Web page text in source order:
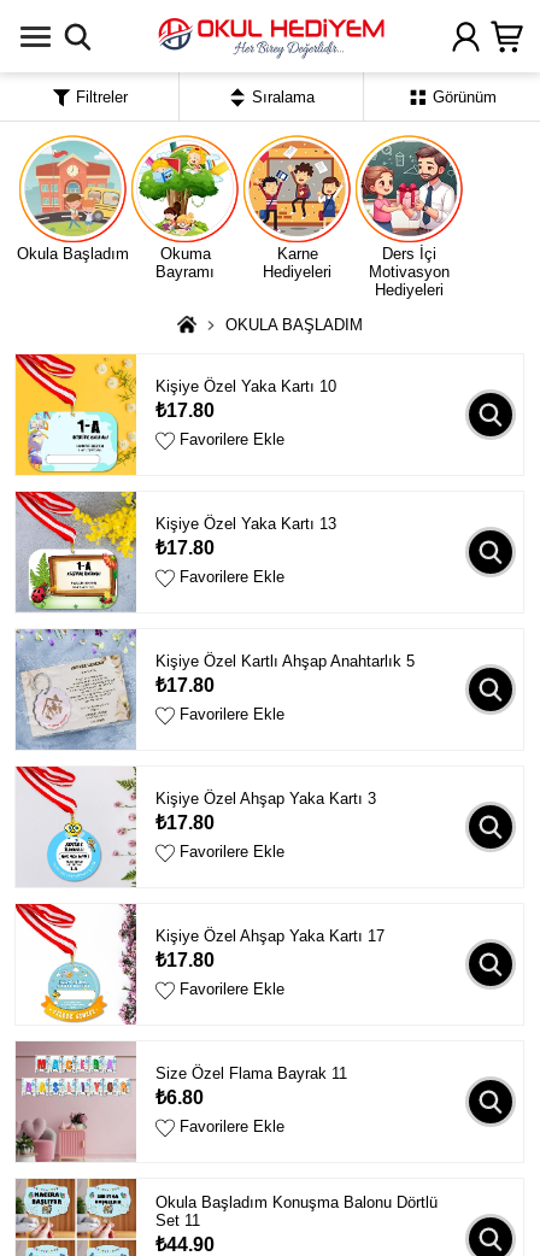
Okula Başladım
Okuma
Bayramı
Karne
Hediyeleri
Ders İçi
Motivasyon
Hediyeleri
OKULA BAŞLADIM
Kişiye Özel Yaka Kartı 10
₺17.80
Favorilere Ekle
Kişiye Özel Yaka Kartı 13
₺17.80
Favorilere Ekle
Kişiye Özel Kartlı Ahşap Anahtarlık 5
₺17.80
Favorilere Ekle
Kişiye Özel Ahşap Yaka Kartı 3
₺17.80
Favorilere Ekle
Kişiye Özel Ahşap Yaka Kartı 17
₺17.80
Favorilere Ekle
Size Özel Flama Bayrak 11
₺6.80
Favorilere Ekle
Okula Başladım Konuşma Balonu Dörtlü
Set 11
₺44.90
Filtreler Sıralama Görünüm
Uygulamada Aç